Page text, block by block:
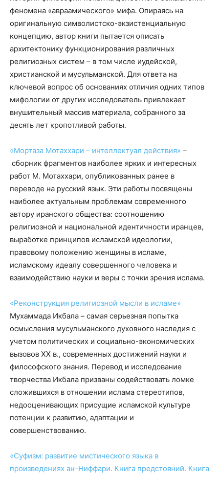
феномена «авраамического» мифа. Опираясь на
оригинальную символистско-экзистенциальную
концепцию, автор книги пытается описать
архитектонику функционирования различных
религиозных систем – в том числе иудейской,
христианской и мусульманской. Для ответа на
ключевой вопрос об основаниях отличия одних типов
мифологии от других исследователь привлекает
внушительный массив материала, собранного за
десять лет кропотливой работы.
«Мортаза Мотаххари – интеллектуал действия» –
сборник фрагментов наиболее ярких и интересных
работ М. Мотаххари, опубликованных ранее в
переводе на русский язык. Эти работы посвящены
наиболее актуальным проблемам современного
автору иранского общества: соотношению
религиозной и национальной идентичности иранцев,
выработке принципов исламской идеологии,
правовому положению женщины в исламе,
исламскому идеалу совершенного человека и
взаимодействию науки и веры с точки зрения ислама.
«Реконструкция религиозной мысли в исламе»
Мухаммада Икбала – самая серьезная попытка
осмысления мусульманского духовного наследия с
учетом политических и социально-экономических
вызовов XX в., современных достижений науки и
философского знания. Перевод и исследование
творчества Икбала призваны содействовать ломке
сложившихся в отношении ислама стереотипов,
недооценивающих присущие исламской культуре
потенции к развитию, адаптации и
совершенствованию.
«Суфизм: развитие мистического языка в
произведениях ан-Ниффари. Книга предстояний. Книга